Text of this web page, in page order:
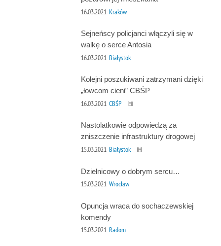
16.03.2021 Kraków
Sejneńscy policjanci włączyli się w
walkę o serce Antosia
16.03.2021 Białystok
Kolejni poszukiwani zatrzymani dzięki
„łowcom cieni” CBŚP
16.03.2021 CBŚP
Nastolatkowie odpowiedzą za
zniszczenie infrastruktury drogowej
15.03.2021 Białystok
Dzielnicowy o dobrym sercu…
15.03.2021 Wrocław
Opuncja wraca do sochaczewskiej
komendy
15.03.2021 Radom